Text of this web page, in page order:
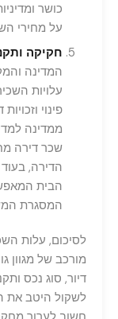
כושר
על מחירי
חקיקה
המדינה
עלויות
פינוי
ממדינה
שכר דירה
הדירה,
הבית
המסגרת
לסיכום, עלות
מורכב של מגוון
דיור, סוג נכס
לשקול היטב את